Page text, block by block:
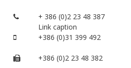
+ 386 (0)2 23 48 387
Link caption
+386 (0)31 399 492
+386 (0)2 23 48 382